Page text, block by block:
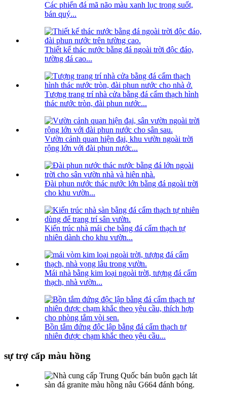
Các phiến đá mã não màu xanh lục trong suốt,
bán quý...
Thiết kế thác nước bằng đá ngoài trời độc đáo,
tường đá cao...
Tượng trang trí nhà cửa bằng đá cẩm thạch hình
thác nước tròn, đài phun nước...
Vườn cảnh quan hiện đại, khu vườn ngoài trời
rộng lớn với đài phun nước...
Đài phun nước thác nước lớn bằng đá ngoài trời
cho khu vườn...
Kiến trúc nhà mái che bằng đá cẩm thạch tự
nhiên dành cho khu vườn...
Mái nhà bằng kim loại ngoài trời, tượng đá cẩm
thạch, nhà vườn...
Bồn tắm đứng độc lập bằng đá cẩm thạch tự
nhiên được chạm khắc theo yêu cầu...
sự trợ cấp màu hồng